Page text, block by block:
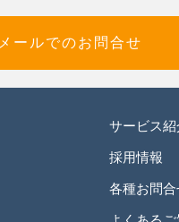
メールでのお問合せ
サービス紹
採用情報
各種お問合